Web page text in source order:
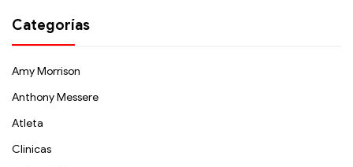
Categorías
Amy Morrison
Anthony Messere
Atleta
Clinicas